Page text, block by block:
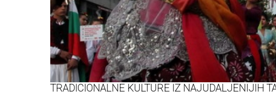
TRADICIONALNE KULTURE IZ NAJUDALJENIJIH